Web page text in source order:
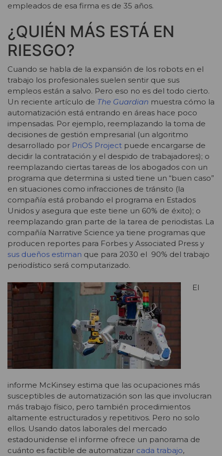
empleados de esa firma es de 35 años.
¿QUIÉN MÁS ESTÁ EN
RIESGO?
Cuando se habla de la expansión de los robots en el
trabajo los profesionales suelen sentir que sus
empleos están a salvo. Pero eso no es del todo cierto.
Un reciente artículo de The Guardian muestra cómo la
automatización está entrando en áreas hace poco
impensadas. Por ejemplo, reemplazando la toma de
decisiones de gestión empresarial (un algoritmo
desarrollado por PriOS Project puede encargarse de
decidir la contratación y el despido de trabajadores); o
reemplazando ciertas tareas de los abogados con un
programa que determina si usted tiene un “buen caso”
en situaciones como infracciones de tránsito (la
compañía está probando el programa en Estados
Unidos y asegura que este tiene un 60% de éxito); o
reemplazando gran parte de la tarea de periodistas. La
compañía Narrative Science ya tiene programas que
producen reportes para Forbes y Associated Press y
sus dueños estiman que para 2030 el 90% del trabajo
periodístico será computarizado.
El
informe McKinsey estima que las ocupaciones más
susceptibles de automatización son las que involucran
más trabajo físico, pero también procedimientos
altamente estructurados y repetitivos. Pero no solo
ellos. Usando datos laborales del mercado
estadounidense el informe ofrece un panorama de
cuánto es factible de automatizar cada trabajo,